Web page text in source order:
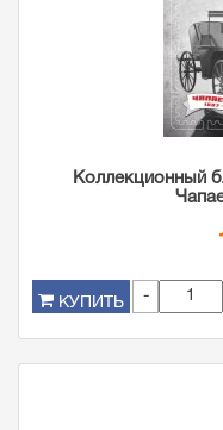
Коллекционный
КУПИТЬ -